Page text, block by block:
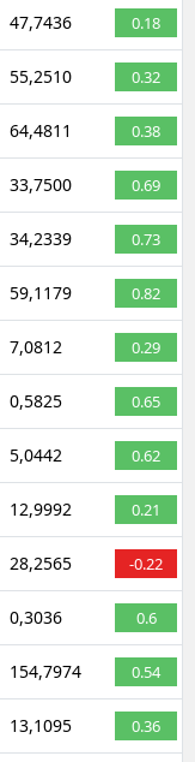
Mersin
İzmir
Kars
Kastamonu
Kayseri
Kırklareli
Kırşehir
Konya
Kütahya
Malatya
Kahramanmaraş
Mardin
47,7436 0.18
55,2510 0.32
64,4811 0.38
33,7500 0.69
34,2339 0.73
59,1179 0.82
7,0812 0.29
0,5825 0.65
5,0442 0.62
12,9992 0.21
28,2565 -0.22
0,3036 0.6
154,7974 0.54
13,1095 0.36